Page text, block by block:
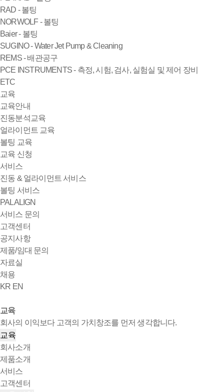
RAD - 볼팅
NORWOLF - 볼팅
Baier - 볼팅
SUGINO - Water Jet Pump & Cleaning
REMS - 배관공구
PCE INSTRUMENTS - 측정, 시험, 검사, 실험실 및 제어 장비
ETC
교육
교육안내
진동분석교육
얼라이먼트 교육
볼팅 교육
교육 신청
서비스
진동 & 얼라이먼트 서비스
볼팅 서비스
PALALIGN
서비스 문의
고객센터
공지사항
제품/임대 문의
자료실
채용
KR EN
교육
회사의 이익보다 고객의 가치창조를 먼저 생각합니다.
교육
회사소개
제품소개
서비스
고객센터